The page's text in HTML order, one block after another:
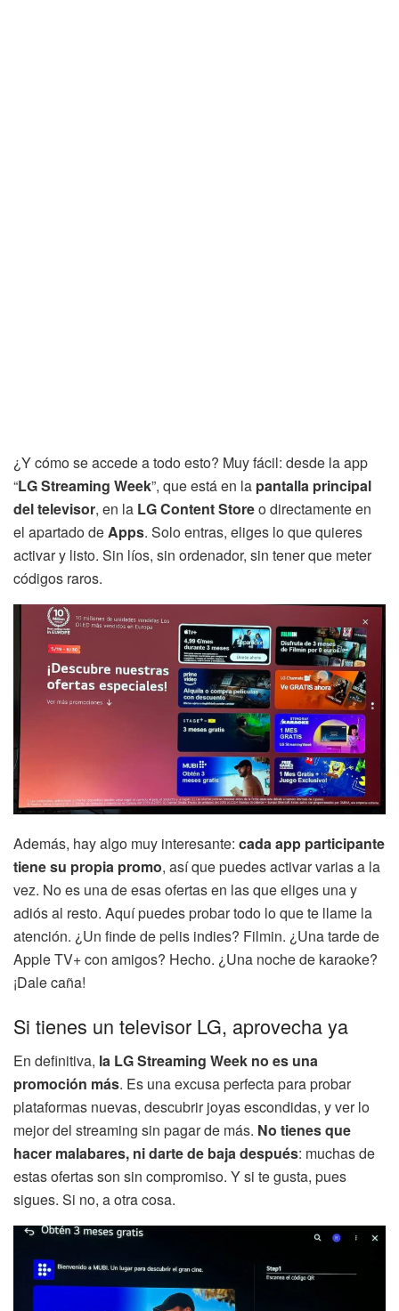
¿Y cómo se accede a todo esto? Muy fácil: desde la app
“LG Streaming Week”, que está en la pantalla principal
del televisor, en la LG Content Storeo directamente en
el apartado deApps. Solo entras, eliges lo que quieres
activar y listo. Sin líos, sin ordenador, sin tener que meter
códigos raros.
Además, hay algo muy interesante: cada app participante
tiene su propia promo, así que puedes activar varias a la
vez. No es una de esas ofertas en las que eliges una y
adiós al resto. Aquí puedes probar todo lo que te llame la
atención. ¿Un finde de pelis indies? Filmin. ¿Una tarde de
Apple TV+ con amigos? Hecho. ¿Una noche de karaoke?
¡Dale caña!
Si tienes un televisor LG, aprovecha ya
En definitiva, la LG Streaming Week no es una
promoción más. Es una excusa perfecta para probar
plataformas nuevas, descubrir joyas escondidas, y ver lo
mejor del streaming sin pagar de más. No tienes que
hacer malabares, ni darte de baja después: muchas de
estas ofertas son sin compromiso. Y si te gusta, pues
sigues. Si no, a otra cosa.